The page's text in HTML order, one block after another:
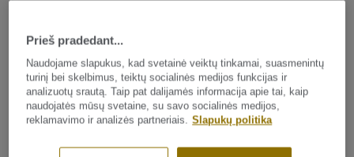
Vardas*
Prieš pradedant...
Naudojame slapukus, kad svetainė veiktų tinkamai, suasmenintų
turinį bei skelbimus, teiktų socialinės medijos funkcijas ir
analizuotų srautą. Taip pat dalijamės informacija apie tai, kaip
naudojatės mūsų svetaine, su savo socialinės medijos,
reklamavimo ir analizės partneriais. Slapukų politika